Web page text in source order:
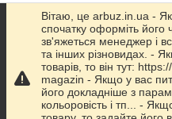
Графік роботи
Повна версія сайту
Сайт створено на
Вітаю, це arbuz.in.ua -
спочатку оформіть його
зв'яжеться менеджер і
та інших різновидах. -
товарів, то він тут:
magazin - Якщо у вас
його докладніше з
кольоровість і тп... -